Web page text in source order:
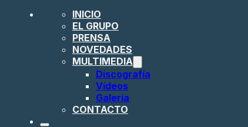
INICIO
EL GRUPO
PRENSA
NOVEDADES
MULTIMEDIA
Discografía
Vídeos
Galería
CONTACTO